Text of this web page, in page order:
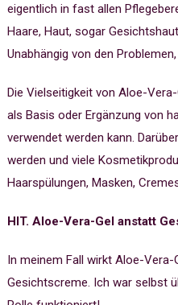
eigentlich in fast allen
Haare, Haut, sogar
Unabhängig von den
Die Vielseitigkeit von Aloe-
als Basis oder Ergänzung von
verwendet werden kann.
werden und viele
Haarspülungen, Masken,
HIT. Aloe-Vera-Gel anstatt
In meinem Fall wirkt Aloe-
Gesichtscreme. Ich war selbst